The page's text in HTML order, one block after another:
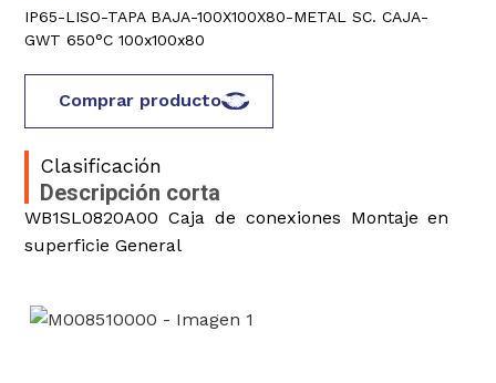
IP65-LISO-TAPA BAJA-100X100X80-METAL SC. CAJA-
GWT 650°C 100x100x80
Comprar producto
Clasificación
Descripción corta
WB1SL0820A00 Caja de conexiones Montaje en
superficie General